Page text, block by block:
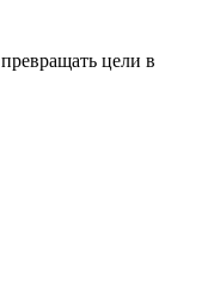
цели в